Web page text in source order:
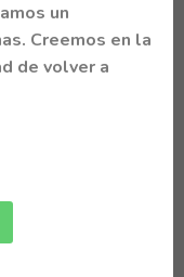
un
. Creemos en la
de volver a